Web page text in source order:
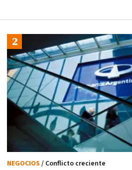
NEGOCIOS / Conflicto creciente